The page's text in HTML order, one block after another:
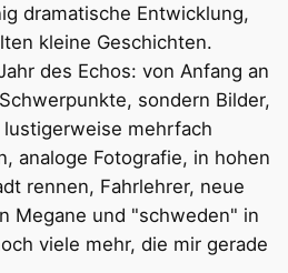
dramatische Entwicklung,
kleine Geschichten.
des Echos: von Anfang an
sondern Bilder,
mehrfach
analoge Fotografie, in hohen
rennen, Fahrlehrer, neue
Megane und "schweden" in
viele mehr, die mir gerade